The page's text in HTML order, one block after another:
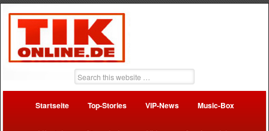
Startseite Top-Stories VIP-News Music-Box